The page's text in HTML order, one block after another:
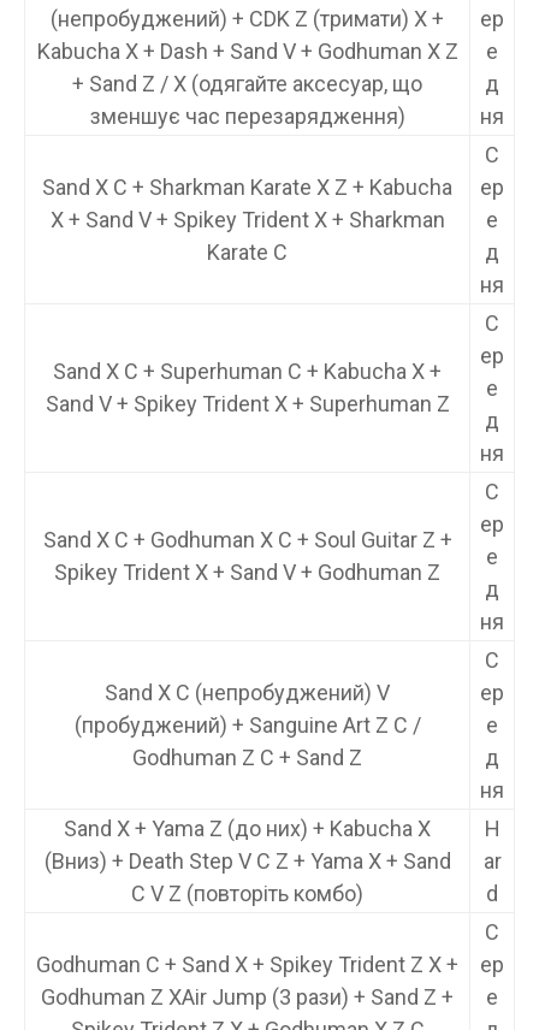
(непробуджений) + CDK Z (тримати) X +
Kabucha X + Dash + Sand V + Godhuman X Z
+ Sand Z / X (одягайте аксесуар, що
зменшує час перезарядження)
ер
е
д
ня
Sand X C + Sharkman Karate X Z + Kabucha
X + Sand V + Spikey Trident X + Sharkman
Karate C
С
ер
е
д
ня
Sand X C + Superhuman C + Kabucha X +
Sand V + Spikey Trident X + Superhuman Z
С
ер
е
д
ня
Sand X C + Godhuman X C + Soul Guitar Z +
Spikey Trident X + Sand V + Godhuman Z
С
ер
е
д
ня
Sand X C (непробуджений) V
(пробуджений) + Sanguine Art Z C /
Godhuman Z C + Sand Z
С
ер
е
д
ня
Sand X + Yama Z (до них) + Kabucha X
(Вниз) + Death Step V C Z + Yama X + Sand
C V Z (повторіть комбо)
H
ar
d
Godhuman C + Sand X + Spikey Trident Z X +
Godhuman Z XAir Jump (3 рази) + Sand Z +
С
ер
е